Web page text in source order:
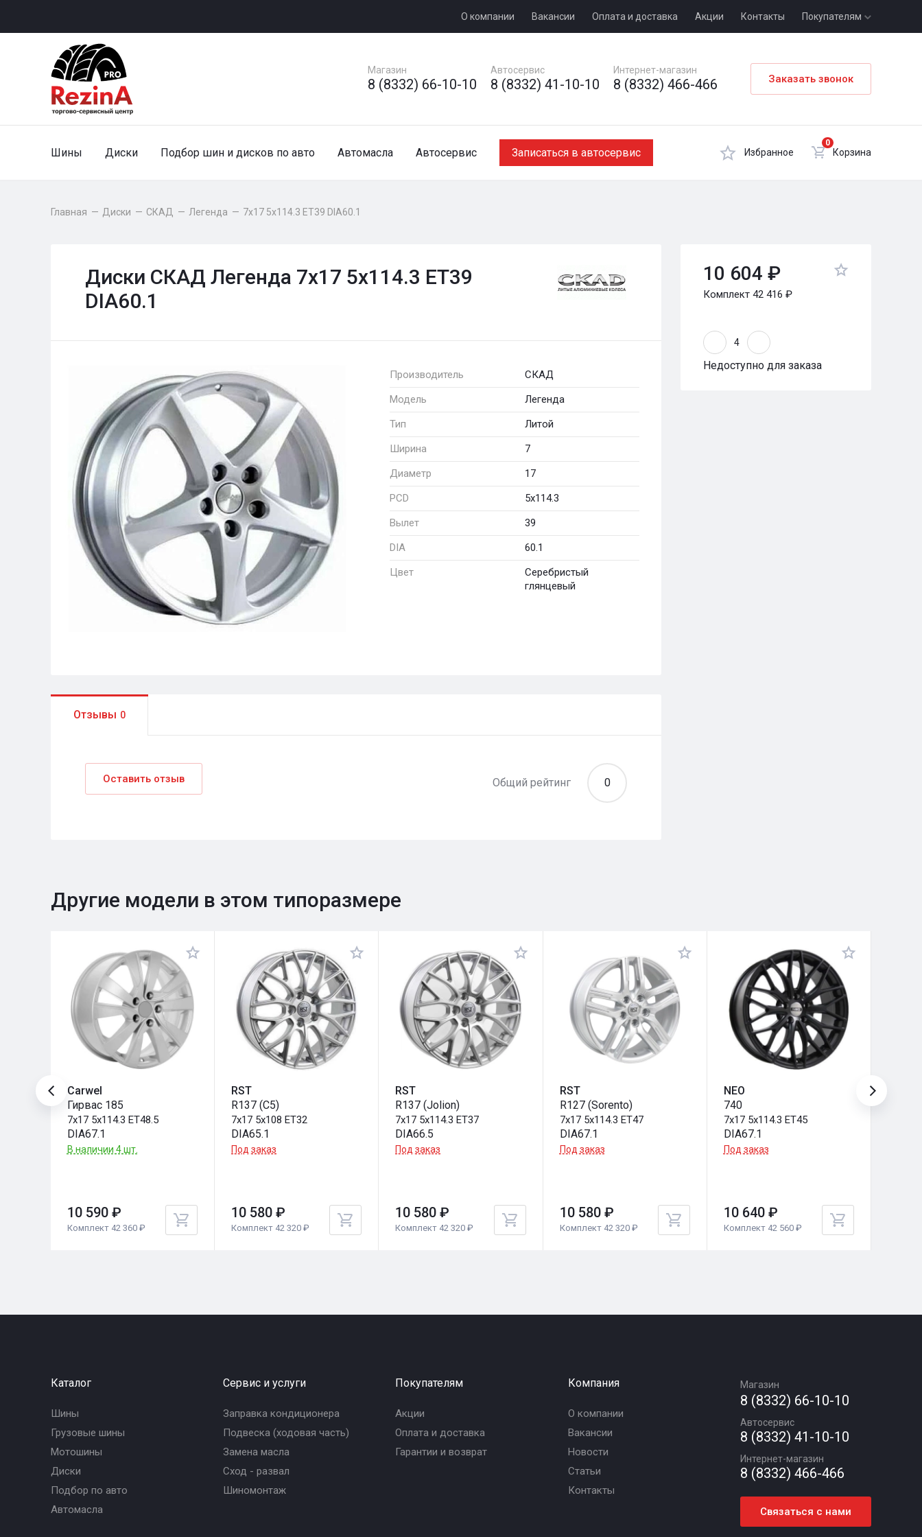
О компании Вакансии Оплата и доставка Акции Контакты Покупателям
Магазин
8 (8332) 66-10-10
Автосервис
8 (8332) 41-10-10
Интернет-магазин
8 (8332) 466-466 Заказать звонок
Шины Диски Подбор шин и дисков по авто Автомасла Автосервис Записаться в автосервис Избранное
0
Корзина
Главная — Диски — СКАД — Легенда — 7x17 5x114.3 ET39 DIA60.1
Диски СКАД Легенда 7x17 5x114.3 ET39
DIA60.1
Производитель
СКАД
Модель
Легенда
Тип
Литой
Ширина
7
Диаметр
17
PCD
5x114.3
Вылет
39
DIA
60.1
Цвет
Серебристый
глянцевый
Отзывы 0
Оставить отзыв Общий рейтинг 0
10 604 ₽
Комплект 42 416 ₽
Недоступно для заказа
Другие модели в этом типоразмере
Carwel
Гирвас 185
7x17 5x114.3 ET48.5
DIA67.1
В наличии 4 шт.
10 590 ₽
Комплект 42 360 ₽
RST
R137 (C5)
7x17 5x108 ET32
DIA65.1
Под заказ
10 580 ₽
Комплект 42 320 ₽
RST
R137 (Jolion)
7x17 5x114.3 ET37
DIA66.5
Под заказ
10 580 ₽
Комплект 42 320 ₽
RST
R127 (Sorento)
7x17 5x114.3 ET47
DIA67.1
Под заказ
10 580 ₽
Комплект 42 320 ₽
NEO
740
7x17 5x114.3 ET45
DIA67.1
Под заказ
10 640 ₽
Комплект 42 560 ₽
Каталог
Шины
Грузовые шины
Мотошины
Диски
Подбор по авто
Автомасла
Сервис и услуги
Заправка кондиционера
Подвеска (ходовая часть)
Замена масла
Сход - развал
Шиномонтаж
Покупателям
Акции
Оплата и доставка
Гарантии и возврат
Компания
О компании
Вакансии
Новости
Статьи
Контакты
Магазин
8 (8332) 66-10-10
Автосервис
8 (8332) 41-10-10
Интернет-магазин
8 (8332) 466-466
Связаться с нами